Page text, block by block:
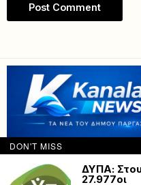
DON'T MISS
ΔΥΠΑ:
27.977οι